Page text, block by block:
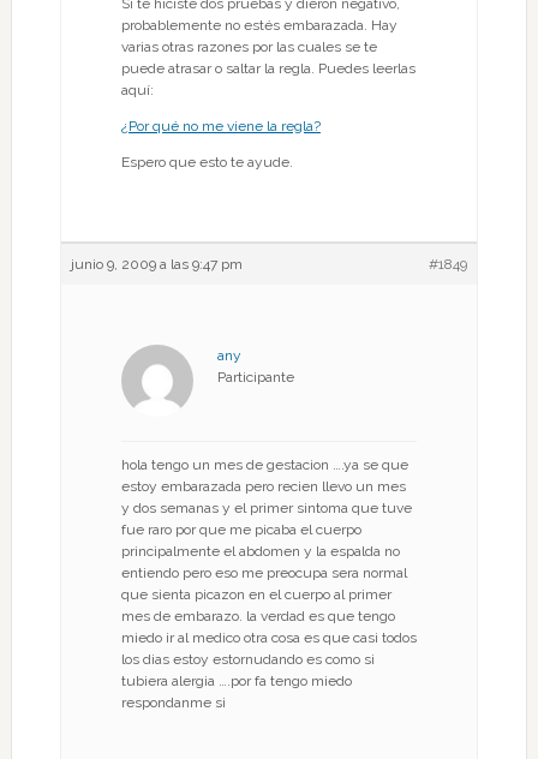
Si te hiciste dos pruebas y dieron negativo,
probablemente no estés embarazada. Hay
varias otras razones por las cuales se te
puede atrasar o saltar la regla. Puedes leerlas
aquí:
¿Por qué no me viene la regla?
Espero que esto te ayude.
junio 9, 2009 a las 9:47 pm #1849
any
Participante
hola tengo un mes de gestacion ….ya se que
estoy embarazada pero recien llevo un mes
y dos semanas y el primer sintoma que tuve
fue raro por que me picaba el cuerpo
principalmente el abdomen y la espalda no
entiendo pero eso me preocupa sera normal
que sienta picazon en el cuerpo al primer
mes de embarazo. la verdad es que tengo
miedo ir al medico otra cosa es que casi todos
los dias estoy estornudando es como si
tubiera alergia ….por fa tengo miedo
respondanme si